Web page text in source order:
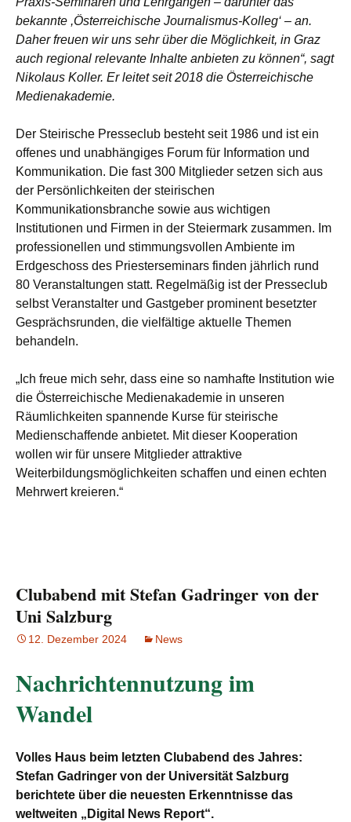
bekannte ,Österreichische Journalismus-Kolleg‘ – an.
Daher freuen wir uns sehr über die Möglichkeit, in Graz
auch regional relevante Inhalte anbieten zu können“, sagt
Nikolaus Koller. Er leitet seit 2018 die Österreichische
Medienakademie.
Der Steirische Presseclub besteht seit 1986 und ist ein
offenes und unabhängiges Forum für Information und
Kommunikation. Die fast 300 Mitglieder setzen sich aus
der Persönlichkeiten der steirischen
Kommunikationsbranche sowie aus wichtigen
Institutionen und Firmen in der Steiermark zusammen. Im
professionellen und stimmungsvollen Ambiente im
Erdgeschoss des Priesterseminars finden jährlich rund
80 Veranstaltungen statt. Regelmäßig ist der Presseclub
selbst Veranstalter und Gastgeber prominent besetzter
Gesprächsrunden, die vielfältige aktuelle Themen
behandeln.
„Ich freue mich sehr, dass eine so namhafte Institution wie
die Österreichische Medienakademie in unseren
Räumlichkeiten spannende Kurse für steirische
Medienschaffende anbietet. Mit dieser Kooperation
wollen wir für unsere Mitglieder attraktive
Weiterbildungsmöglichkeiten schaffen und einen echten
Mehrwert kreieren.“
Clubabend mit Stefan Gadringer von der
Uni Salzburg
12. Dezember 2024 News
Nachrichtennutzung im
Wandel
Volles Haus beim letzten Clubabend des Jahres:
Stefan Gadringer von der Universität Salzburg
berichtete über die neuesten Erkenntnisse das
weltweiten „Digital News Report“.